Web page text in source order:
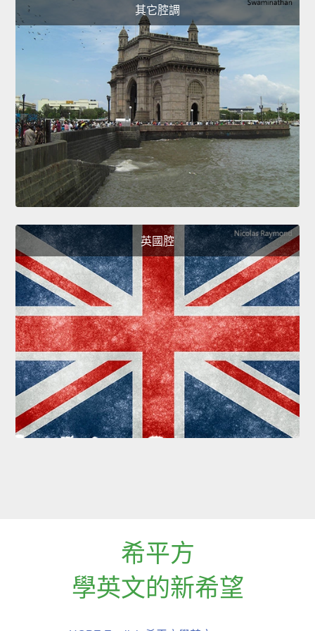
其它腔調
英國腔
希平方
學英文的新希望